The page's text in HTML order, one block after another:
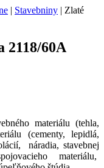
| Stavebniny | Zlaté
2118/60A
materiálu (tehla,
(cementy, lepidlá,
náradia, stavebnej
materiálu,